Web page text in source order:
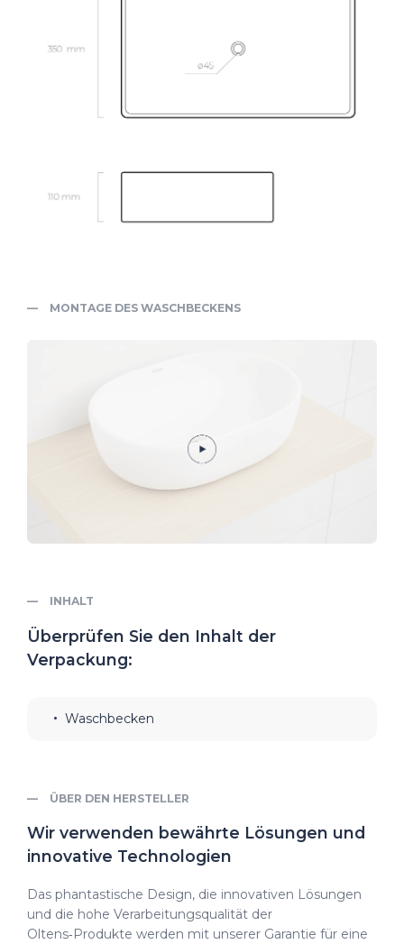
MONTAGE DES WASCHBECKENS
INHALT
Überprüfen Sie den Inhalt der
Verpackung:
Waschbecken
ÜBER DEN HERSTELLER
Wir verwenden bewährte Lösungen und
innovative Technologien
Das phantastische Design, die innovativen Lösungen
und die hohe Verarbeitungsqualität der
Oltens‑Produkte werden mit unserer Garantie für eine